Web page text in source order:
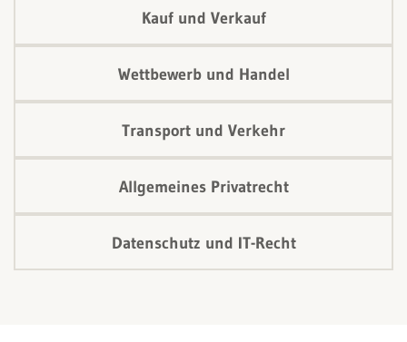
Kauf und Verkauf
Wettbewerb und Handel
Transport und Verkehr
Allgemeines Privatrecht
Datenschutz und IT-Recht